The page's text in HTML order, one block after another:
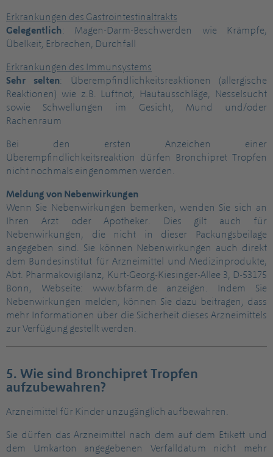
Erkrankungen des Gastrointestinaltrakts
Gelegentlich: Magen-Darm-Beschwerden wie Krämpfe,
Übelkeit, Erbrechen, Durchfall
Erkrankungen des Immunsystems
Sehr selten: Überempfindlichkeitsreaktionen (allergische
Reaktionen) wie z.B. Luftnot, Hautausschläge, Nesselsucht
sowie Schwellungen im Gesicht, Mund und/oder
Rachenraum
Bei den ersten Anzeichen einer
Überempfindlichkeitsreaktion dürfen Bronchipret Tropfen
nicht nochmals eingenommen werden.
Meldung von Nebenwirkungen
Wenn Sie Nebenwirkungen bemerken, wenden Sie sich an
Ihren Arzt oder Apotheker. Dies gilt auch für
Nebenwirkungen, die nicht in dieser Packungsbeilage
angegeben sind. Sie können Nebenwirkungen auch direkt
dem Bundesinstitut für Arzneimittel und Medizinprodukte,
Abt. Pharmakovigilanz, Kurt-Georg-Kiesinger-Allee 3, D-53175
Bonn, Webseite: www.bfarm.de anzeigen. Indem Sie
Nebenwirkungen melden, können Sie dazu beitragen, dass
mehr Informationen über die Sicherheit dieses Arzneimittels
zur Verfügung gestellt werden.
5. Wie sind Bronchipret Tropfen
aufzubewahren?
Arzneimittel für Kinder unzugänglich aufbewahren.
Sie dürfen das Arzneimittel nach dem auf dem Etikett und
dem Umkarton angegebenen Verfalldatum nicht mehr